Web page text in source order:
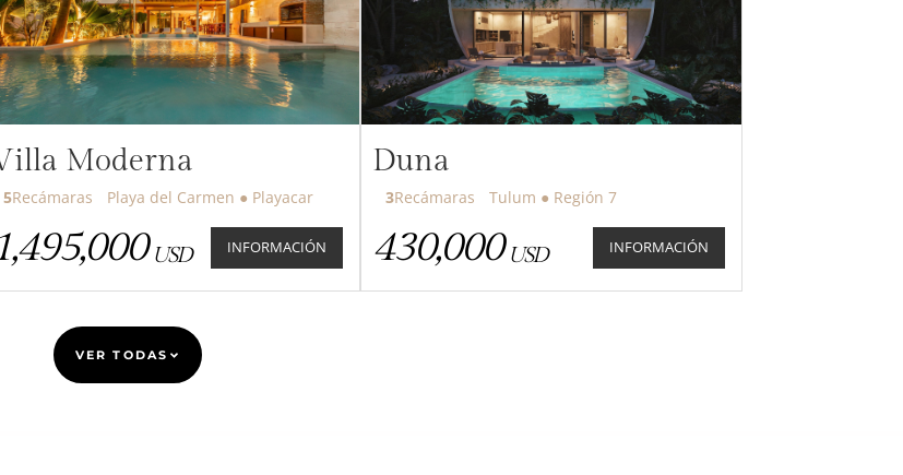
Moderna
5Recámaras Playa del Carmen ● Playacar
USD INFORMACIÓN
Duna
3Recámaras Tulum ● Región 7
430,000 USD INFORMACIÓN
VER TODAS